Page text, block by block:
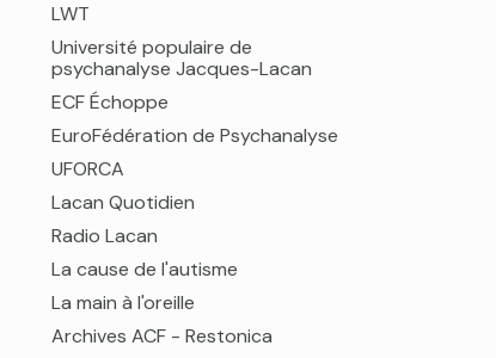
LWT
Université populaire de
psychanalyse Jacques-Lacan
ECF Échoppe
EuroFédération de Psychanalyse
UFORCA
Lacan Quotidien
Radio Lacan
La cause de l'autisme
La main à l'oreille
Archives ACF - Restonica